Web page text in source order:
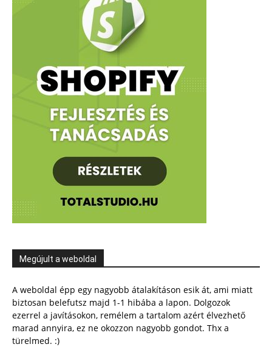
Megújult a weboldal
A weboldal épp egy nagyobb átalakításon esik át, ami miatt
biztosan belefutsz majd 1-1 hibába a lapon. Dolgozok
ezerrel a javításokon, remélem a tartalom azért élvezhető
marad annyira, ez ne okozzon nagyobb gondot. Thx a
türelmed. :)